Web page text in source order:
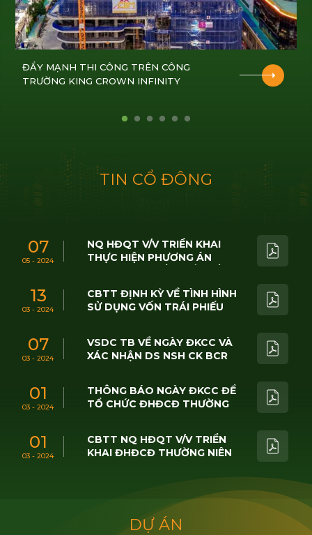
ĐẨY MẠNH THI CÔNG TRÊN CÔNG
TRƯỜNG KING CROWN INFINITY
TIN CỔ ĐÔNG
07
05 - 2024
NQ HĐQT V/V TRIỂN KHAI
THỰC HIỆN PHƯƠNG ÁN
13
03 - 2024
CBTT ĐỊNH KỲ VỀ TÌNH HÌNH
SỬ DỤNG VỐN TRÁI PHIẾU
07
03 - 2024
VSDC TB VỀ NGÀY ĐKCC VÀ
XÁC NHẬN DS NSH CK BCR
01
03 - 2024
THÔNG BÁO NGÀY ĐKCC ĐỂ
TỔ CHỨC ĐHĐCĐ THƯỜNG
01
03 - 2024
CBTT NQ HĐQT V/V TRIỂN
KHAI ĐHĐCĐ THƯỜNG NIÊN
DỰ ÁN